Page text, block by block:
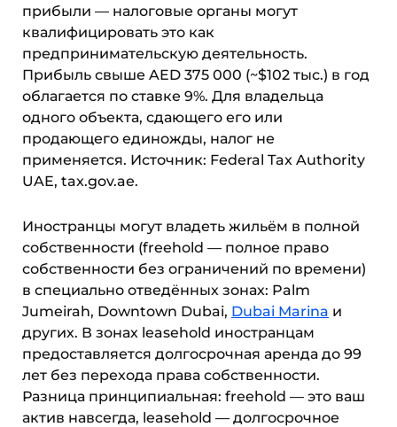
прибыли — налоговые органы могут
квалифицировать это как
предпринимательскую деятельность.
Прибыль свыше AED 375 000 (~$102 тыс.) в год
облагается по ставке 9%. Для владельца
одного объекта, сдающего его или
продающего единожды, налог не
применяется. Источник: Federal Tax Authority
UAE, tax.gov.ae.
Иностранцы могут владеть жильём в полной
собственности (freehold — полное право
собственности без ограничений по времени)
в специально отведённых зонах: Palm
Jumeirah, Downtown Dubai, Dubai Marina и
других. В зонах leasehold иностранцам
предоставляется долгосрочная аренда до 99
лет без перехода права собственности.
Разница принципиальная: freehold — это ваш
актив навсегда, leasehold — долгосрочное